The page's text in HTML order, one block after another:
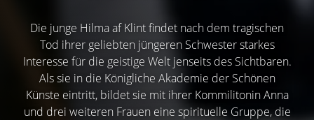
Die junge Hilma af Klint findet nach dem tragischen
Tod ihrer geliebten jüngeren Schwester starkes
Interesse für die geistige Welt jenseits des Sichtbaren.
Als sie in die Königliche Akademie der Schönen
Künste eintritt, bildet sie mit ihrer Kommilitonin Anna
und drei weiteren Frauen eine spirituelle Gruppe, die